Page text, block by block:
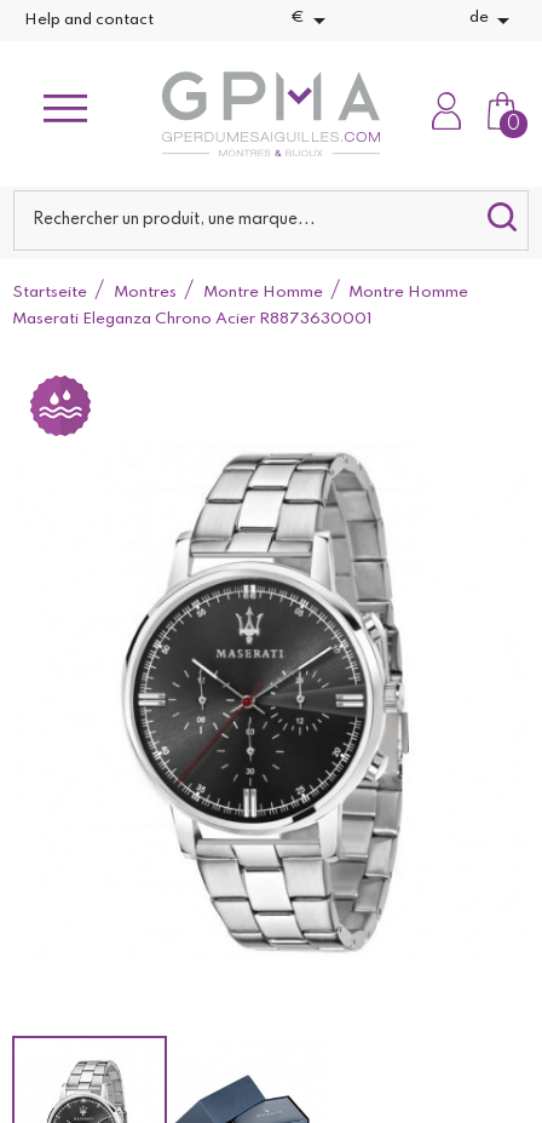
Help and contact €  de 
0
Startseite Montres Montre Homme
Montre Homme
Maserati Eleganza Chrono Acier R8873630001